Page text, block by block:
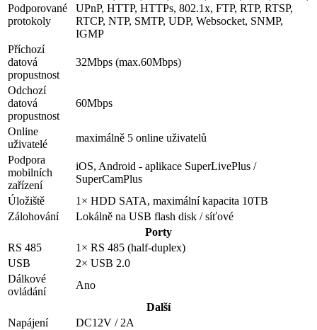
Podporované
protokoly
UPnP, HTTP, HTTPs, 802.1x, FTP, RTP, RTSP,
RTCP, NTP, SMTP, UDP, Websocket, SNMP,
IGMP
Příchozí
datová
propustnost
32Mbps (max.60Mbps)
Odchozí
datová
propustnost
60Mbps
Online
uživatelé
maximálně 5 online uživatelů
Podpora
mobilních
zařízení
iOS, Android - aplikace SuperLivePlus /
SuperCamPlus
Úložiště
1× HDD SATA, maximální kapacita 10TB
Zálohování
Lokálně na USB flash disk / síťové
Porty
RS 485
1× RS 485 (half-duplex)
USB
2× USB 2.0
Dálkové
ovládání
Ano
Další
Napájení
DC12V / 2A